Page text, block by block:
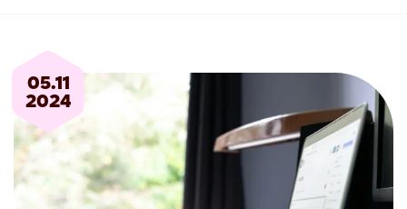
05.11
2024